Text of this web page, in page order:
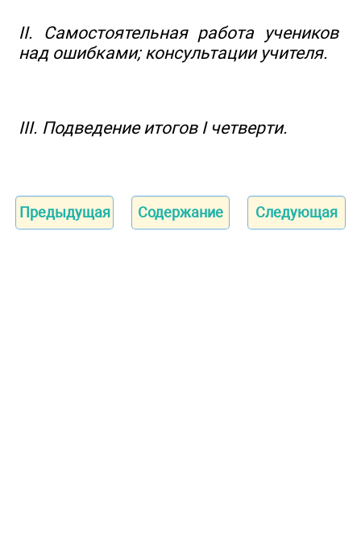
II. Самостоятельная работа учеников
над ошибками; консультации учителя.
III. Подведение итогов I четверти.
Предыдущая Содержание Следующая